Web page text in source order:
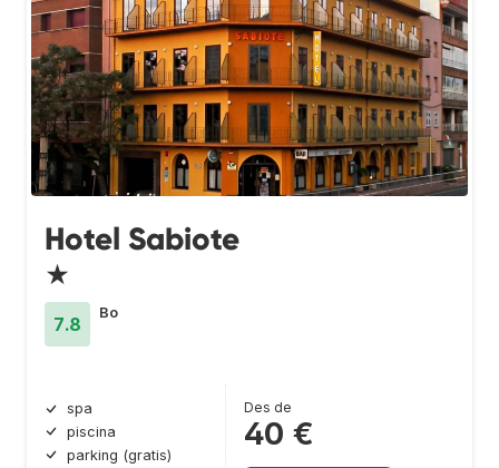
Hotel Sabiote
★
7.8
Bo
spa
piscina
parking (gratis)
Des de
40 €